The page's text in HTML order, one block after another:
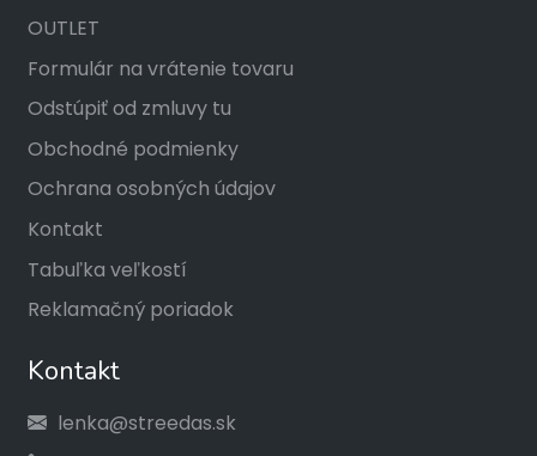
OUTLET
Formulár na vrátenie tovaru
Odstúpiť od zmluvy tu
Obchodné podmienky
Ochrana osobných údajov
Kontakt
Tabuľka veľkostí
Reklamačný poriadok
Kontakt
lenka@streedas.sk